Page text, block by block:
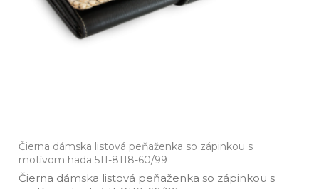
Čierna dámska listová peňaženka so zápinkou s
motívom hada 511-8118-60/99
Čierna dámska listová peňaženka so zápinkou s